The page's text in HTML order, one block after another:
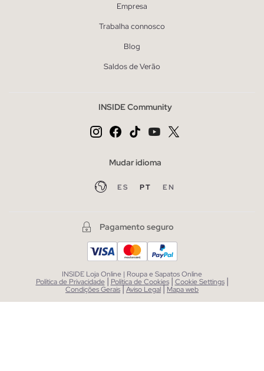
Empresa
Trabalha connosco
Blog
Saldos de Verão
INSIDE Community
Mudar idioma
ES PT EN
Pagamento seguro
INSIDE Loja Online | Roupa e Sapatos Online
Política de Privacidade | Política de Cookies | Cookie Settings |
Condições Gerais|Aviso Legal| Mapa web